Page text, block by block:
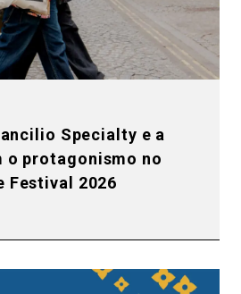
Specialty e a
o protagonismo no
Festival 2026